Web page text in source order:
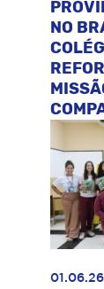
NO
01.06.26